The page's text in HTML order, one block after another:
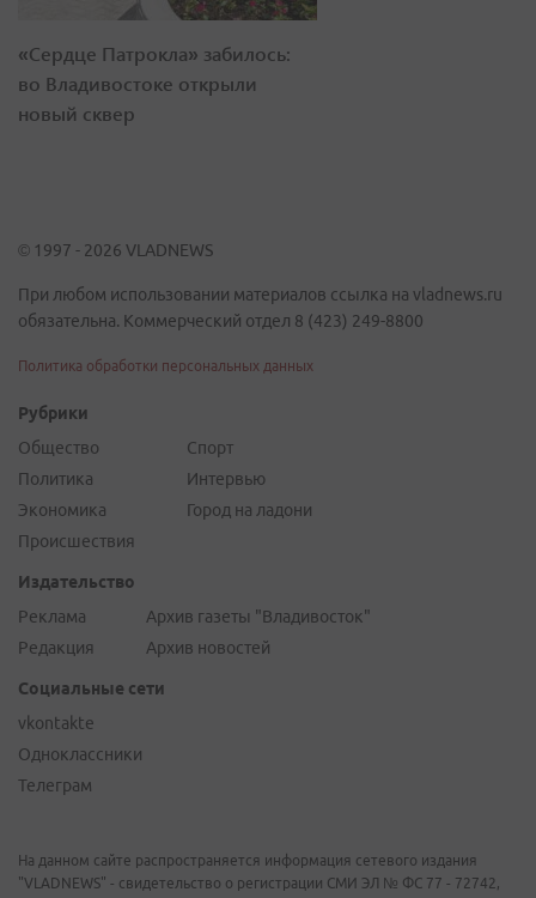
«Сердце Патрокла» забилось:
во Владивостоке открыли
новый сквер
© 1997 - 2026 VLADNEWS
При любом использовании материалов ссылка на vladnews.ru
обязательна. Коммерческий отдел 8 (423) 249-8800
Политика обработки персональных данных
Рубрики
Общество
Политика
Экономика
Происшествия
Спорт
Интервью
Город на ладони
Издательство
Реклама
Редакция
Архив газеты "Владивосток"
Архив новостей
Социальные сети
vkontakte
Одноклассники
Телеграм
На данном сайте распространяется информация сетевого издания
"VLADNEWS" - свидетельство о регистрации СМИ ЭЛ № ФС 77 - 72742,